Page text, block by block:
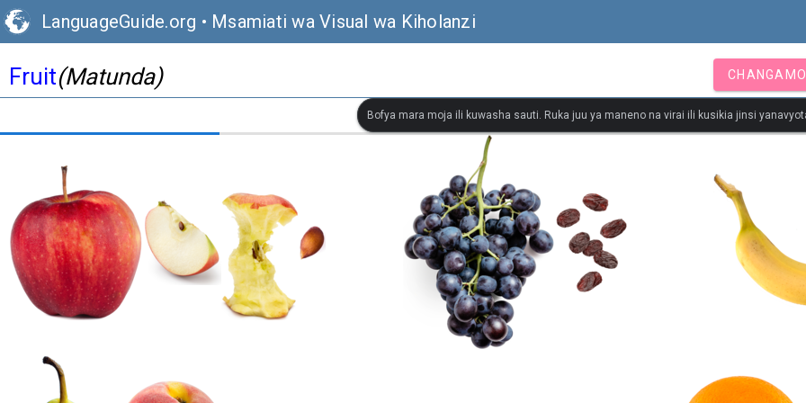
LanguageGuide.org • Msamiati wa Visual wa Kiholanzi
Fruit(Matunda)
Bofya mara moja ili kuwasha sauti. Ruka juu ya maneno na virai ili kusikia jinsi